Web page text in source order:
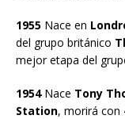
1955 Nace en
del grupo británico
mejor etapa del
1954Nace Tony
Station, morirá con